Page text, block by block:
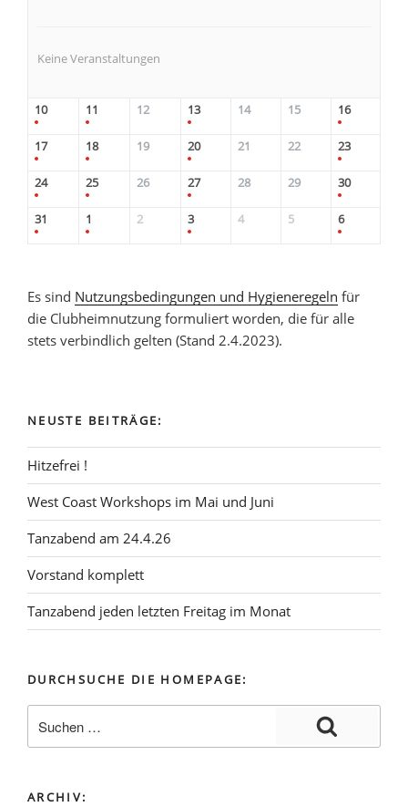
Keine Veranstaltungen
10 11 12 13 14 15 16
17 18 19 20 21 22 23
24 25 26 27 28 29 30
31 1 2 3 4 5 6
Es sind Nutzungsbedingungen und Hygieneregeln für
die Clubheimnutzung formuliert worden, die für alle
stets verbindlich gelten (Stand 2.4.2023).
NEUSTE BEITRÄGE:
Hitzefrei !
West Coast Workshops im Mai und Juni
Tanzabend am 24.4.26
Vorstand komplett
Tanzabend jeden letzten Freitag im Monat
DURCHSUCHE DIE HOMEPAGE:
ARCHIV: